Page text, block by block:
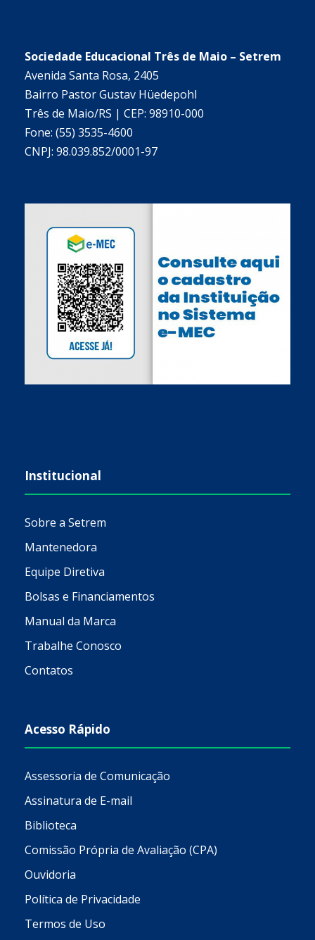
Sociedade Educacional Três de Maio – Setrem
Avenida Santa Rosa, 2405
Bairro Pastor Gustav Hüedepohl
Três de Maio/RS | CEP: 98910-000
Fone: (55) 3535-4600
CNPJ: 98.039.852/0001-97
Institucional
Sobre a Setrem
Mantenedora
Equipe Diretiva
Bolsas e Financiamentos
Manual da Marca
Trabalhe Conosco
Contatos
Acesso Rápido
Assessoria de Comunicação
Assinatura de E-mail
Biblioteca
Comissão Própria de Avaliação (CPA)
Ouvidoria
Política de Privacidade
Termos de Uso